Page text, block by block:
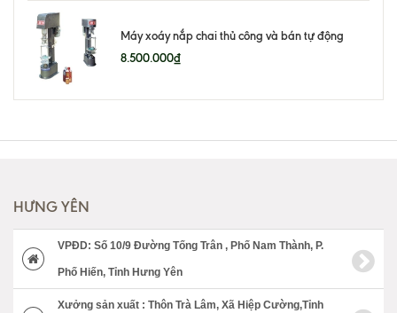
Máy xoáy nắp chai thủ công và bán tự động
8.500.000₫
HƯNG YÊN
VPĐD: Số 10/9 Đường Tống Trân , Phố Nam Thành, P.
Phố Hiến, Tỉnh Hưng Yên
Xưởng sản xuất : Thôn Trà Lâm, Xã Hiệp Cường,Tỉnh